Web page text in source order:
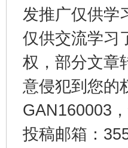
发推广仅供学
仅供交流学习
权，部分文章
意侵犯到您的
GAN160003
投稿邮箱：
“刷贴”乱象丛生